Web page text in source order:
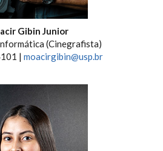
Gibin Junior
(Cinegrafista)
| moacirgibin@usp.br